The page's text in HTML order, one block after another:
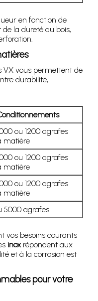
en fonction de
la dureté du bois,
VX vous permettent de
durabilité,
ou 1200 agrafes
matière
ou 1200 agrafes
matière
ou 1200 agrafes
matière
5000 agrafes
vos besoins courants
inoxrépondent aux
et à la corrosion est
pour votre